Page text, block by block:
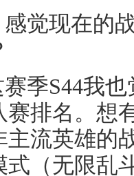
感觉现在的
季S44我
赛排名。想
主流英雄的
式（无限乱